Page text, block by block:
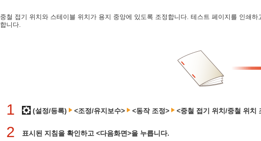
중철 접기 위치와 스테이블 위치가 용지 중앙에 있도록 조정합니다. 테스트 페이지를 인쇄
합니다.
1 (설정/등록) <조정/유지보수> <동작 조정> <중철 접기 위치/중철 위치
2 표시된 지침을 확인하고 <다음화면>을 누릅니다.